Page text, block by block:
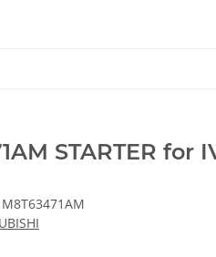
STARTER for
M8T63471AM